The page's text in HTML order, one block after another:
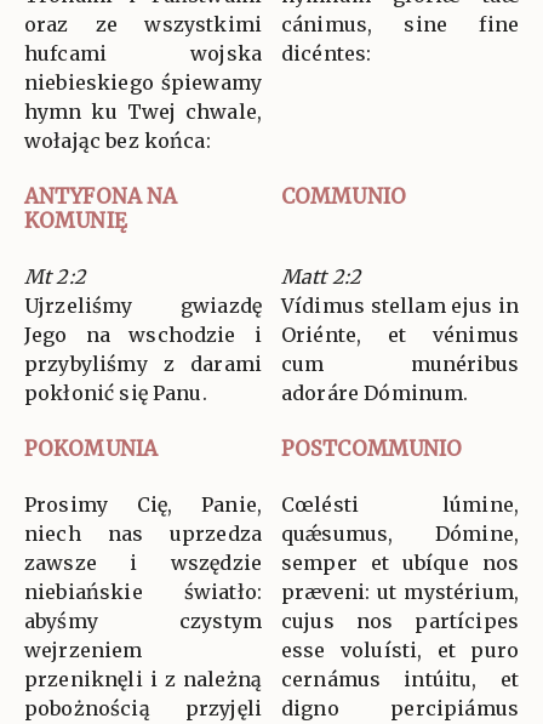
oraz ze wszystkimi
hufcami wojska
niebieskiego śpiewamy
hymn ku Twej chwale,
wołając bez końca:
cánimus, sine fine
dicéntes:
ANTYFONA NA
KOMUNIĘ
COMMUNIO
Mt 2:2
Ujrzeliśmy gwiazdę
Jego na wschodzie i
przybyliśmy z darami
pokłonić się Panu.
Matt 2:2
Vídimus stellam ejus in
Oriénte, et vénimus
cum munéribus
adoráre Dóminum.
POKOMUNIA POSTCOMMUNIO
Prosimy Cię, Panie,
niech nas uprzedza
zawsze i wszędzie
niebiańskie światło:
abyśmy czystym
wejrzeniem
przeniknęli i z należną
pobożnością przyjęli
Cœlésti lúmine,
quǽsumus, Dómine,
semper et ubíque nos
præveni: ut mystérium,
cujus nos partícipes
esse voluísti, et puro
cernámus intúitu, et
digno percipiámus